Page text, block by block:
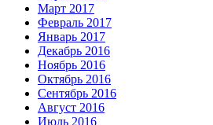
Март 2017
Февраль 2017
Январь 2017
Декабрь 2016
Ноябрь 2016
Октябрь 2016
Сентябрь 2016
Август 2016
Июль 2016